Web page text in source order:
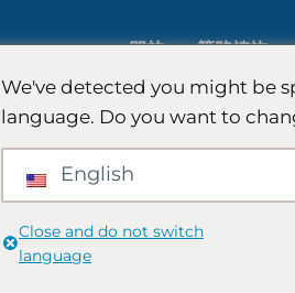
關於 策略諮詢
人工智慧市場研究
We've detected you might be
language. Do you want to
English
Close and do not switch
language